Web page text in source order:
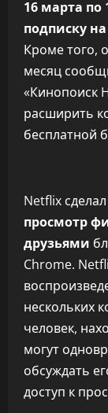
16 марта по
подписку
Кроме того,
месяц
«Кинопоиск
расширить
бесплатной
Netflix
просмотр
друзьями
Chrome.
нескольких
человек,
могут
обсуждать
доступ к